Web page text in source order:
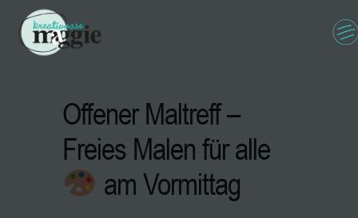
Offener Maltreff –
Freies Malen für alle
am Vormittag